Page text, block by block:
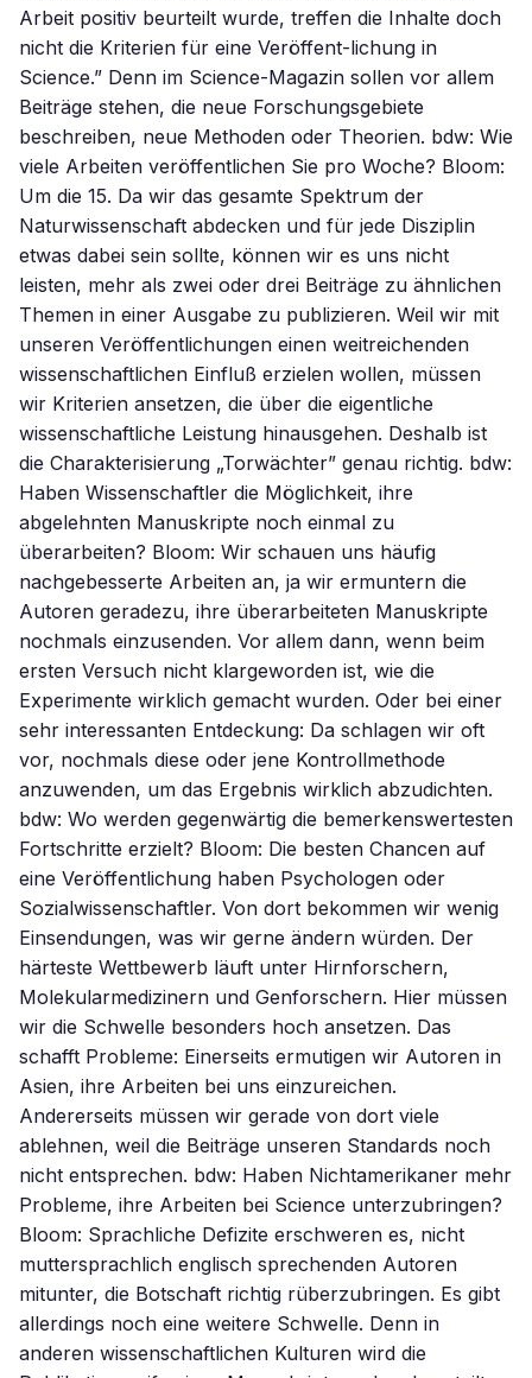
Arbeit positiv beurteilt wurde, treffen die Inhalte doch
nicht die Kriterien für eine Veröffent-lichung in
Science.” Denn im Science-Magazin sollen vor allem
Beiträge stehen, die neue Forschungsgebiete
beschreiben, neue Methoden oder Theorien. bdw: Wie
viele Arbeiten veröffentlichen Sie pro Woche? Bloom:
Um die 15. Da wir das gesamte Spektrum der
Naturwissenschaft abdecken und für jede Disziplin
etwas dabei sein sollte, können wir es uns nicht
leisten, mehr als zwei oder drei Beiträge zu ähnlichen
Themen in einer Ausgabe zu publizieren. Weil wir mit
unseren Veröffentlichungen einen weitreichenden
wissenschaftlichen Einfluß erzielen wollen, müssen
wir Kriterien ansetzen, die über die eigentliche
wissenschaftliche Leistung hinausgehen. Deshalb ist
die Charakterisierung „Torwächter” genau richtig. bdw:
Haben Wissenschaftler die Möglichkeit, ihre
abgelehnten Manuskripte noch einmal zu
überarbeiten? Bloom: Wir schauen uns häufig
nachgebesserte Arbeiten an, ja wir ermuntern die
Autoren geradezu, ihre überarbeiteten Manuskripte
nochmals einzusenden. Vor allem dann, wenn beim
ersten Versuch nicht klargeworden ist, wie die
Experimente wirklich gemacht wurden. Oder bei einer
sehr interessanten Entdeckung: Da schlagen wir oft
vor, nochmals diese oder jene Kontrollmethode
anzuwenden, um das Ergebnis wirklich abzudichten.
bdw: Wo werden gegenwärtig die bemerkenswertesten
Fortschritte erzielt? Bloom: Die besten Chancen auf
eine Veröffentlichung haben Psychologen oder
Sozialwissenschaftler. Von dort bekommen wir wenig
Einsendungen, was wir gerne ändern würden. Der
härteste Wettbewerb läuft unter Hirnforschern,
Molekularmedizinern und Genforschern. Hier müssen
wir die Schwelle besonders hoch ansetzen. Das
schafft Probleme: Einerseits ermutigen wir Autoren in
Asien, ihre Arbeiten bei uns einzureichen.
Andererseits müssen wir gerade von dort viele
ablehnen, weil die Beiträge unseren Standards noch
nicht entsprechen. bdw: Haben Nichtamerikaner mehr
Probleme, ihre Arbeiten bei Science unterzubringen?
Bloom: Sprachliche Defizite erschweren es, nicht
muttersprachlich englisch sprechenden Autoren
mitunter, die Botschaft richtig rüberzubringen. Es gibt
allerdings noch eine weitere Schwelle. Denn in
anderen wissenschaftlichen Kulturen wird die